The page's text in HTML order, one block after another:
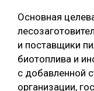
Основная
и поставщики
биотоплива и
с добавленной
организации,